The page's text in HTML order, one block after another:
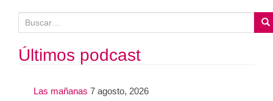
u
sÚltimos podcast
Las mañanas 7 agosto, 2026